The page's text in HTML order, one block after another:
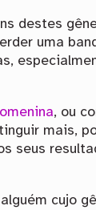
destes
uma
, ou
mais,
seus
cujo